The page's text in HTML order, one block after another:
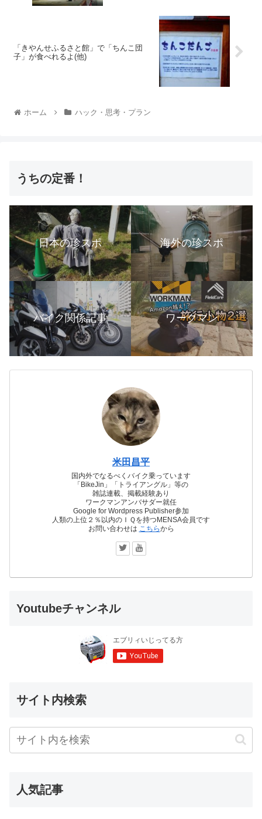
「きやんせふるさと館」で「ちんこ団
子」が食べれるよ(他)
ホーム ハック・思考・プラン
うちの定番！
日本の珍スポ 海外の珍スポ
バイク関係記事 ワークマン
米田昌平
国内外でなるべくバイク乗っています
「BikeJin」「トライアングル」等の
雑誌連載、掲載経験あり
ワークマンアンバサダー就任
Google for Wordpress Publisher参加
人類の上位２％以内のＩＱを持つMENSA会員です
お問い合わせは こちらから
Youtubeチャンネル
サイト内検索
人気記事